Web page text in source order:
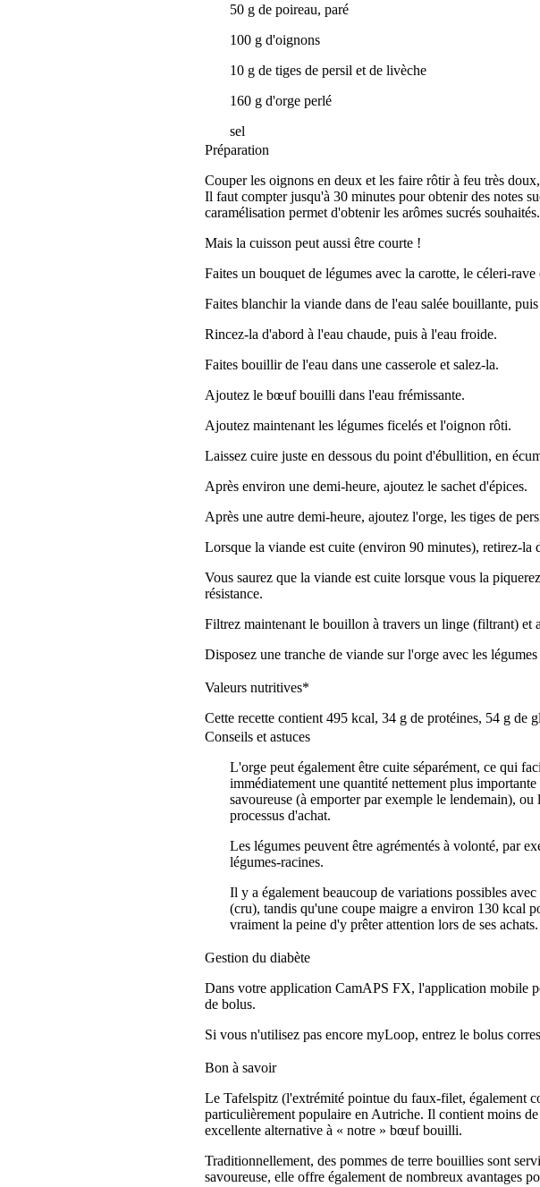
50 g de poireau, paré
100 g d'oignons
10 g de tiges de persil et de livèche
160 g d'orge perlé
sel
Préparation
Couper les oignons en deux et les faire rôtir à feu très
Il faut compter jusqu'à 30 minutes pour obtenir des notes
caramélisation permet d'obtenir les arômes sucrés souhaités.
Mais la cuisson peut aussi être courte !
Faites un bouquet de légumes avec la carotte, le céleri-rave
Faites blanchir la viande dans de l'eau salée bouillante,
Rincez-la d'abord à l'eau chaude, puis à l'eau froide.
Faites bouillir de l'eau dans une casserole et salez-la.
Ajoutez le bœuf bouilli dans l'eau frémissante.
Ajoutez maintenant les légumes ficelés et l'oignon rôti.
Laissez cuire juste en dessous du point d'ébullition, en
Après environ une demi-heure, ajoutez le sachet d'épices.
Après une autre demi-heure, ajoutez l'orge, les tiges de
Lorsque la viande est cuite (environ 90 minutes), retirez-la
Vous saurez que la viande est cuite lorsque vous la
résistance.
Filtrez maintenant le bouillon à travers un linge (filtrant) et
Disposez une tranche de viande sur l'orge avec les
Valeurs nutritives*
Cette recette contient 495 kcal, 34 g de protéines, 54 g de
Conseils et astuces
L'orge peut également être cuite séparément, ce qui
immédiatement une quantité nettement plus
savoureuse (à emporter par exemple le lendemain),
processus d'achat.
Les légumes peuvent être agrémentés à volonté, par
légumes-racines.
Il y a également beaucoup de variations possibles
(cru), tandis qu'une coupe maigre a environ 130 kcal
vraiment la peine d'y prêter attention lors de ses achats.
Gestion du diabète
Dans votre application CamAPS FX, l'application mobile
de bolus.
Si vous n'utilisez pas encore myLoop, entrez le bolus
Bon à savoir
Le Tafelspitz (l'extrémité pointue du faux-filet, également
particulièrement populaire en Autriche. Il contient moins
excellente alternative à « notre » bœuf bouilli.
Traditionnellement, des pommes de terre bouillies sont
savoureuse, elle offre également de nombreux avantages